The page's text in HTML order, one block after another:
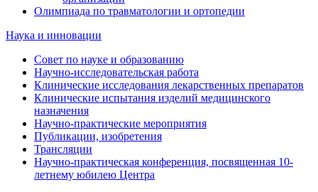
Олимпиада по травматологии и ортопедии
Наука и инновации
Совет по науке и образованию
Научно-исследовательская работа
Клинические исследования лекарственных препаратов
Клинические испытания изделий медицинского
назначения
Научно-практические мероприятия
Публикации, изобретения
Трансляции
Научно-практическая конференция, посвященная 10-
летнему юбилею Центра